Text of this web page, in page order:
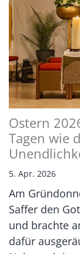
Ostern
Tagen wie
5. Apr. 2026
Am
Saffer den
und brachte
dafür